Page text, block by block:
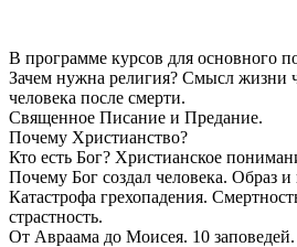
В программе курсов для основного
Зачем нужна религия? Смысл жизни
человека после смерти.
Священное Писание и Предание.
Почему Христианство?
Кто есть Бог? Христианское
Почему Бог создал человека. Образ
Катастрофа грехопадения.
страстность.
От Авраама до Моисея. 10 заповедей.